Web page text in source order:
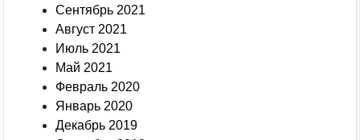
Сентябрь 2021
Август 2021
Июль 2021
Май 2021
Февраль 2020
Январь 2020
Декабрь 2019